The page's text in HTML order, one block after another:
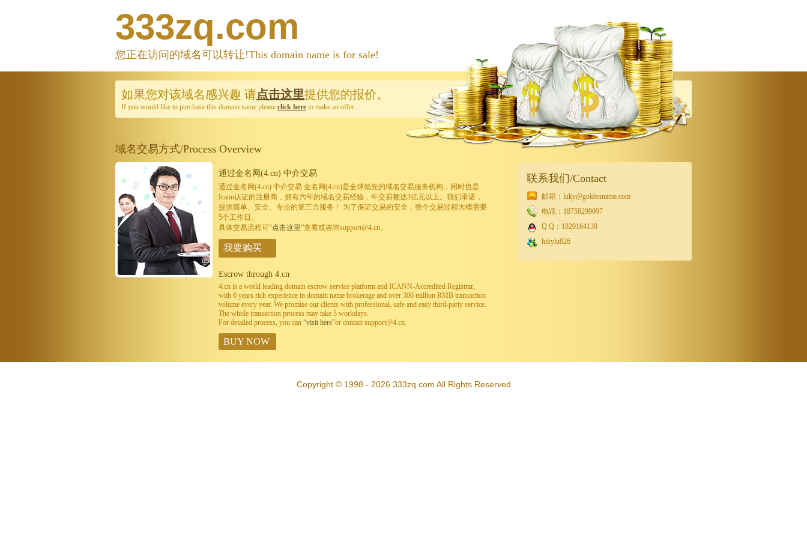
333zq.com
您正在访问的域名可以转让!This domain name is for sale!
如果您对该域名感兴趣 请点击这里提供您的报价。
If you would like to purchase this domain name please click here to make an offer.
域名交易方式/Process Overview
通过金名网(4.cn) 中介交易
通过金名网(4.cn) 中介交易 金名网(4.cn)是全球领先的域名交易服务机构，同时也是
Icann认证的注册商，拥有六年的域名交易经验，年交易额达3亿元以上。我们承诺，
提供简单、安全、专业的第三方服务！ 为了保证交易的安全，整个交易过程大概需要
5个工作日。
具体交易流程可“点击这里”查看或咨询support@4.cn。
我要购买
Escrow through 4.cn
4.cn is a world leading domain escrow service platform and ICANN-Accredited Registrar,
with 6 years rich experience in domain name brokerage and over 300 million RMB transaction
volume every year. We promise our clients with professional, safe and easy third-party service.
The whole transaction process may take 5 workdays.
For detailed process, you can “visit here”or contact support@4.cn.
BUY NOW
联系我们/Contact
邮箱：luky@goldenname.com
电话：18758299097
Q Q：1820164138
lukylu826
Copyright © 1998 - 2026 333zq.com All Rights Reserved